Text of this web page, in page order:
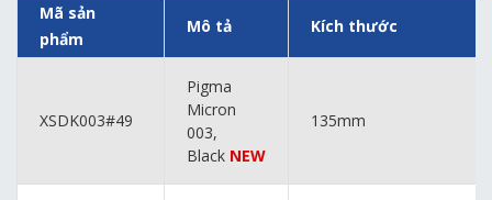
Mã sản
phẩm
Mô tả Kích thước
XSDK003#49
Pigma
Micron
003,
Black NEW
135mm